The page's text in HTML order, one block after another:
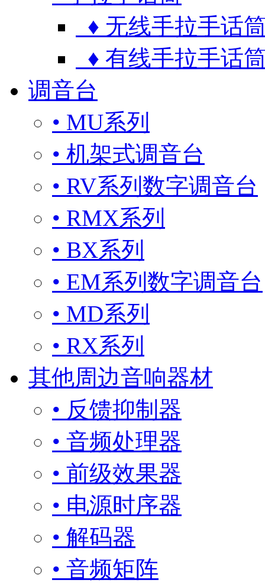
♦ 无线手拉手话
♦ 有线手拉手话
调音台
• MU系列
• 机架式调音台
• RV系列数字调音台
• RMX系列
• BX系列
• EM系列数字调音台
• MD系列
• RX系列
其他周边音响器材
• 反馈抑制器
• 音频处理器
• 前级效果器
• 电源时序器
• 解码器
• 音频矩阵